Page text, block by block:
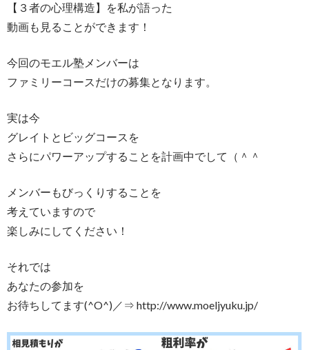
【３者の心理構造】を私が語った
動画も見ることができます！
今回のモエル塾メンバーは
ファミリーコースだけの募集となります。
実は今
グレイトとビッグコースを
さらにパワーアップすることを計画中でして（＾＾
メンバーもびっくりすることを
考えていますので
楽しみにしてください！
それでは
あなたの参加を
お待ちしてます(^O^)／⇒ http://www.moeljyuku.jp/